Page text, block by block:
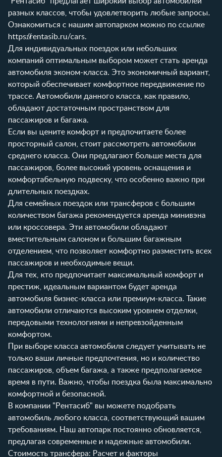
разных классов, чтобы удовлетворить любые запросы.
Ознакомиться с нашим автопарком можно по ссылке
https://rentasib.ru/cars.
Для индивидуальных поездок или небольших
компаний оптимальным выбором может стать аренда
автомобиля эконом-класса. Это экономичный вариант,
который обеспечивает комфортное передвижение по
трассе. Автомобили данного класса, как правило,
обладают достаточным пространством для
пассажиров и багажа.
Если вы цените комфорт и предпочитаете более
просторный салон, стоит рассмотреть автомобили
среднего класса. Они предлагают больше места для
пассажиров, более высокий уровень оснащения и
комфортабельную подвеску, что особенно важно при
длительных поездках.
Для семейных поездок или трансферов с большим
количеством багажа рекомендуется аренда минивэна
или кроссовера. Эти автомобили обладают
вместительным салоном и большим багажным
отделением, что позволяет комфортно разместить всех
пассажиров и необходимые вещи.
Для тех, кто предпочитает максимальный комфорт и
престиж, идеальным вариантом будет аренда
автомобиля бизнес-класса или премиум-класса. Такие
автомобили отличаются высоким уровнем отделки,
передовыми технологиями и непревзойденным
комфортом.
При выборе класса автомобиля следует учитывать не
только ваши личные предпочтения, но и количество
пассажиров, объем багажа, а также предполагаемое
время в пути. Важно, чтобы поездка была максимально
комфортной и безопасной.
В компании "Рентасиб" вы можете подобрать
автомобиль любого класса, соответствующий вашим
требованиям. Наш автопарк постоянно обновляется,
предлагая современные и надежные автомобили.
Стоимость трансфера: Расчет и факторы